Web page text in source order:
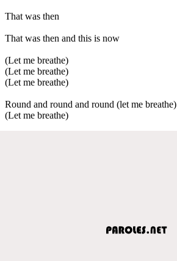
That was then
That was then and this is now
(Let me breathe)
(Let me breathe)
(Let me breathe)
Round and round and round (let me breathe)
(Let me breathe)